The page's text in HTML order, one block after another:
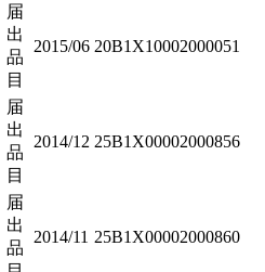
届
出
品
目
2015/06 20B1X10002000051
届
出
品
目
2014/12 25B1X00002000856
届
出
品
2014/11 25B1X00002000860